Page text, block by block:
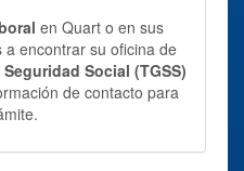
en Quart o en sus
encontrar su oficina de
Social (TGSS)
de contacto para